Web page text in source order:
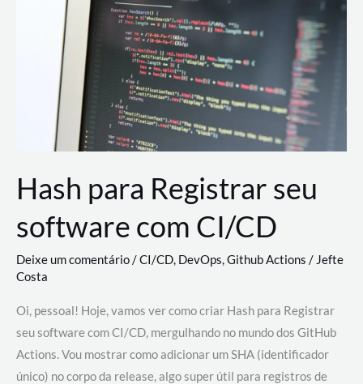
revolucionando
desenvolvimento
Hash para Registrar seu
software com CI/CD
Deixe um comentário/CI/CD, DevOps,Github Actions /Jefte
Costa
Oi, pessoal! Hoje, vamos ver como criar Hash para Registrar
seu software com CI/CD, mergulhando no mundo dos GitHub
Actions. Vou mostrar como adicionar um SHA (identificador
único) no corpo da release, algo super útil para registros de